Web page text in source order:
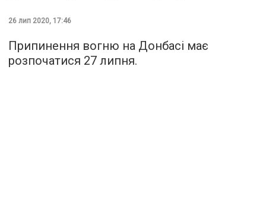
26 лип 2020, 17:46
Припинення вогню на Донбасі має
розпочатися 27 липня.